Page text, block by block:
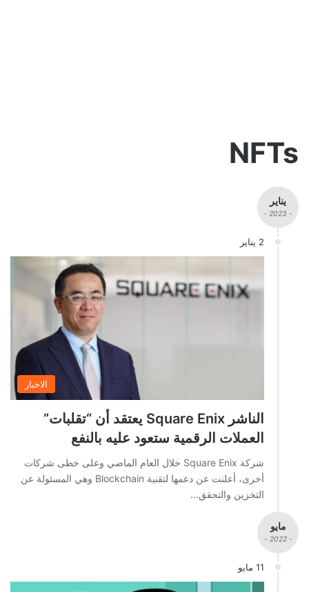
NFTs
يناير
- 2023 -
2 يناير
الاخبار
الناشر Square Enix يعتقد أن “تقلبات”
العملات الرقمية ستعود عليه بالنفع
شركة Square Enix خلال العام الماضي وعلى خطى شركات
أخرى، أعلنت عن دعمها لتقنية Blockchain وهي المسئولة عن
التخزين والتحقق…
مايو
- 2022 -
11 مايو